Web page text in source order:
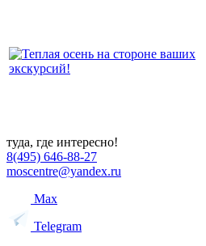
туда, где интересно!
8(495) 646-88-27
moscentre@yandex.ru
Max
Telegram